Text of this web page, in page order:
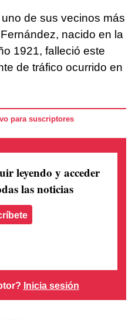
de sus vecinos más
nacido en la
1921, falleció este
de tráfico ocurrido en
para suscriptores
leyendo y acceder
las noticias
Inicia sesión